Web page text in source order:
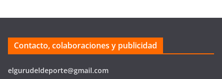
Contacto, colaboraciones y publicidad
elgurudeldeporte@gmail.com